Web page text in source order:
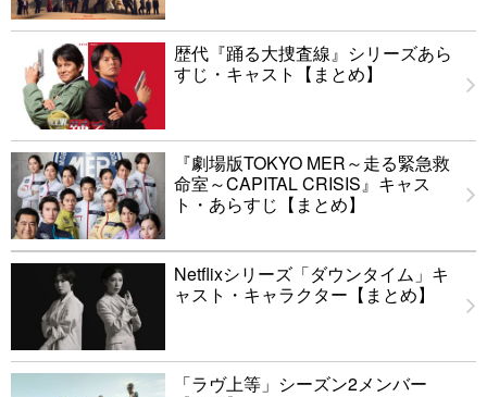
歴代『踊る大捜査線』シリーズあら
すじ・キャスト【まとめ】
『劇場版TOKYO MER～走る緊急救
命室～CAPITAL CRISIS』キャス
ト・あらすじ【まとめ】
Netflixシリーズ「ダウンタイム」キ
ャスト・キャラクター【まとめ】
「ラヴ上等」シーズン2メンバー